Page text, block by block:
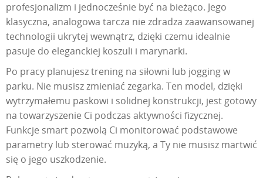
profesjonalizm i jednocześnie być na bieżąco. Jego
klasyczna, analogowa tarcza nie zdradza zaawansowanej
technologii ukrytej wewnątrz, dzięki czemu idealnie
pasuje do eleganckiej koszuli i marynarki.
Po pracy planujesz trening na siłowni lub jogging w
parku. Nie musisz zmieniać zegarka. Ten model, dzięki
wytrzymałemu paskowi i solidnej konstrukcji, jest gotowy
na towarzyszenie Ci podczas aktywności fizycznej.
Funkcje smart pozwolą Ci monitorować podstawowe
parametry lub sterować muzyką, a Ty nie musisz martwić
się o jego uszkodzenie.